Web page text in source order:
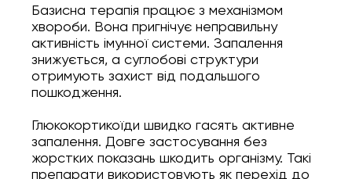
Базисна терапія працює з механізмом
хвороби. Вона пригнічує неправильну
активність імунної системи. Запалення
знижується, а суглобові структури
отримують захист від подальшого
пошкодження.
Глюкокортикоїди швидко гасять активне
запалення. Довге застосування без
жорстких показань шкодить організму. Такі
препарати використовують як перехід до